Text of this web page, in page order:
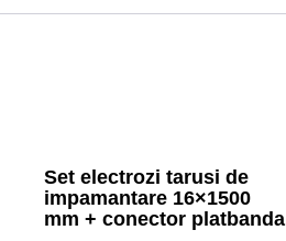
Set electrozi tarusi de
impamantare 16×1500
mm + conector platbanda